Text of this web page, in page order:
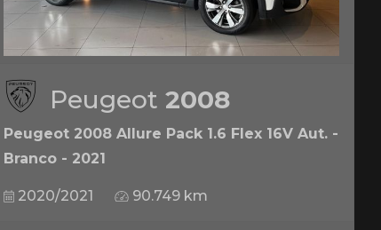
Peugeot 2008
Peugeot 2008 Allure Pack 1.6 Flex 16V Aut. -
Branco - 2021
2020/2021 90.749 km